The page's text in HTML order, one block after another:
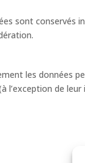
sont conservés
les données
de